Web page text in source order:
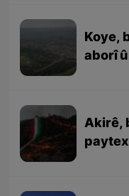
Koye,
aborî
Akirê,